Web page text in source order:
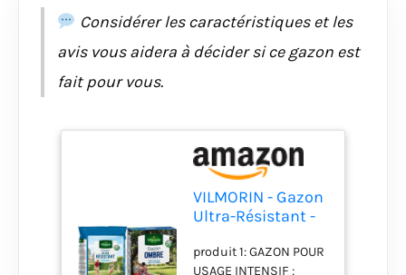
gazons. Une sélection
de semences
performantes alliées à
gazon. produit 2: Créer
ou regarnir: le mélange
rustique Vilmorin
nouveau gazon mais
également de regarnir
depuis plusieurs
Considérer les caractéristiques et les
avis vous aidera à décider si ce gazon est
fait pour vous.
VILMORIN - Gazon
Ultra-Résistant -
pousses dès 2
produit 1: GAZON POUR
USAGE INTENSIF :